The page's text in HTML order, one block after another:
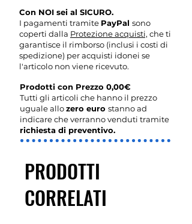
Con NOI sei al SICURO.
I pagamenti tramite PayPal sono
coperti dalla Protezione acquisti, che ti
garantisce il rimborso (inclusi i costi di
spedizione) per acquisti idonei se
l'articolo non viene ricevuto.
Prodotti con Prezzo 0,00€
Tutti gli articoli che hanno il prezzo
uguale allozero euro stanno ad
indicare che verranno venduti tramite
richiesta di preventivo.
PRODOTTI
CORRELATI